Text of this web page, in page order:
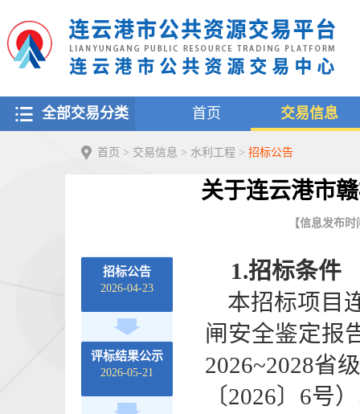
全部交易分类 首页 交易信息
首页 > 交易信息 > 水利工程 > 招标公告
关于连云港市
【信息发布
招标公告
2026-04-23
评标结果公示
2026-05-21
1.招标条件
本招标项目
闸 安全鉴定报
2026~2028省
〔2026〕6号